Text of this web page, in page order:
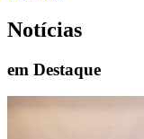
Notícias
em Destaque